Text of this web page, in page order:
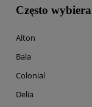
Często
Alton
Bala
Colonial
Delia